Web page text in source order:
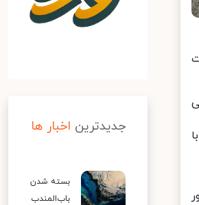
جدیدترین اخبار ها
بسته شدن
باب‌المندب